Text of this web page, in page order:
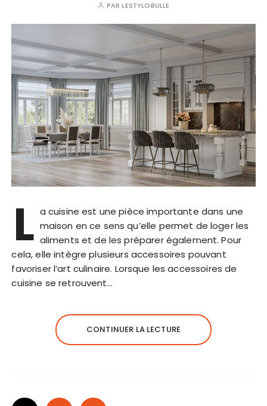
PARLESTYLOBULLE
L a cuisine est une pièce importante dans une
maison en ce sens qu’elle permet de loger les
aliments et de les préparer également. Pour
cela, elle intègre plusieurs accessoires pouvant
favoriser l’art culinaire. Lorsque les accessoires de
cuisine se retrouvent…
CONTINUER LA LECTURE